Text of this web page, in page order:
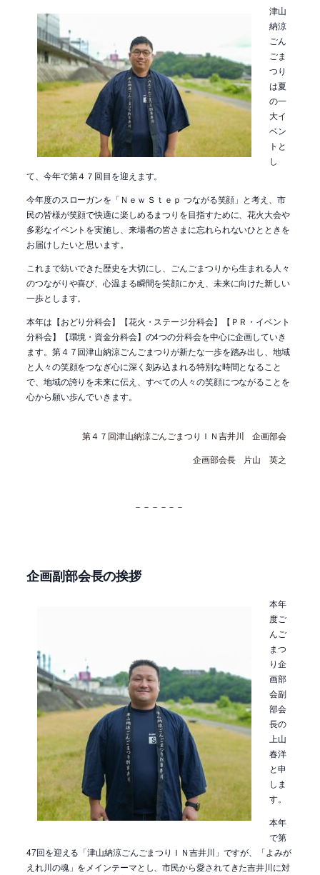
津山
納涼
ごん
ごま
つり
は夏
の一
大イ
ベン
トと
し
て、今年で第４７回目を迎えます。
今年度のスローガンを「Ｎｅｗ Ｓｔｅｐ つながる笑顔」と考え、市
民の皆様が笑顔で快適に楽しめるまつりを目指すために、花火大会や
多彩なイベントを実施し、来場者の皆さまに忘れられないひとときを
お届けしたいと思います。
これまで紡いできた歴史を大切にし、ごんごまつりから生まれる人々
のつながりや喜び、心温まる瞬間を笑顔にかえ、未来に向けた新しい
一歩とします。
本年は【おどり分科会】【花火・ステージ分科会】【ＰＲ・イベント
分科会】【環境・資金分科会】の4つの分科会を中心に企画していき
ます。第４７回津山納涼ごんごまつりが新たな一歩を踏み出し、地域
と人々の笑顔をつなぎ心に深く刻み込まれる特別な時間となること
で、地域の誇りを未来に伝え、すべての人々の笑顔につながることを
心から願い歩んでいきます。
第４７回津山納涼ごんごまつりＩＮ吉井川 企画部会
企画部会長 片山 英之
－－－－－－
企画副部会長の挨拶
本年
度ご
んご
まつ
り企
画部
会副
部会
長の
上山
春洋
と申
しま
す。
本年
で第
47回を迎える「津山納涼ごんごまつりＩＮ吉井川」ですが、「よみが
えれ川の魂」をメインテーマとし、市民から愛されてきた吉井川に対